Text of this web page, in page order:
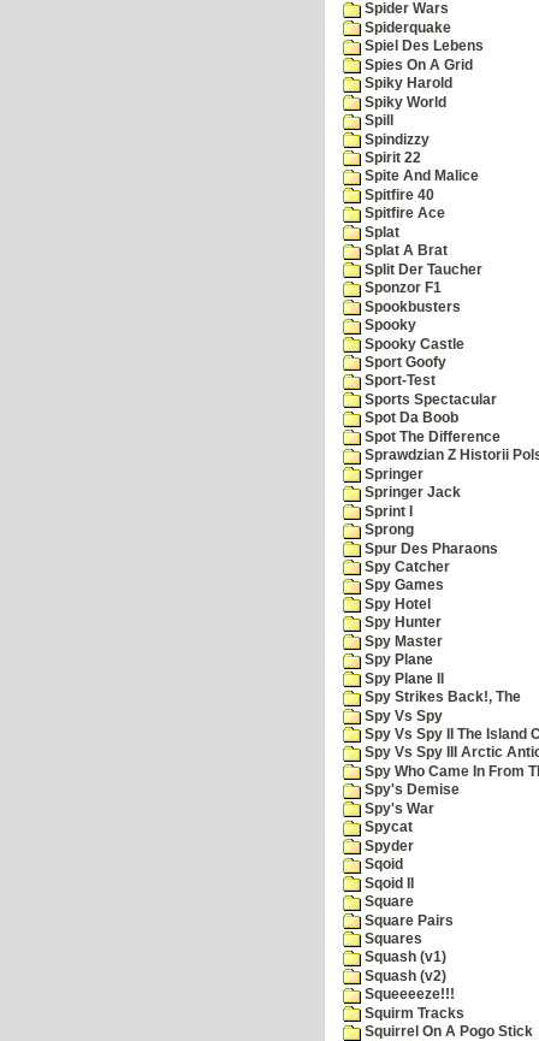
Spider Wars
Spiderquake
Spiel Des Lebens
Spies On A Grid
Spiky Harold
Spiky World
Spill
Spindizzy
Spirit 22
Spite And Malice
Spitfire 40
Spitfire Ace
Splat
Splat A Brat
Split Der Taucher
Sponzor F1
Spookbusters
Spooky
Spooky Castle
Sport Goofy
Sport-Test
Sports Spectacular
Spot Da Boob
Spot The Difference
Sprawdzian Z Historii
Springer
Springer Jack
Sprint I
Sprong
Spur Des Pharaons
Spy Catcher
Spy Games
Spy Hotel
Spy Hunter
Spy Master
Spy Plane
Spy Plane II
Spy Strikes Back!, The
Spy Vs Spy
Spy Vs Spy II The Island
Spy Vs Spy III Arctic
Spy Who Came In From
Spy's Demise
Spy's War
Spycat
Spyder
Sqoid
Sqoid II
Square
Square Pairs
Squares
Squash (v1)
Squash (v2)
Squeeeeze!!!
Squirm Tracks
Squirrel On A Pogo Stick